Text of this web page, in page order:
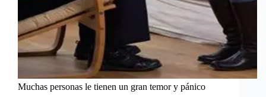
Muchas personas le tienen un gran temor y pánico